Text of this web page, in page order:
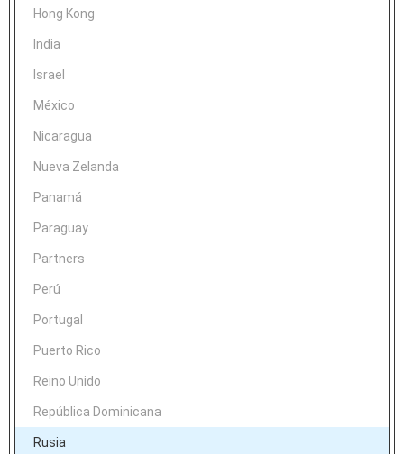
Hong Kong
India
Israel
México
Nicaragua
Nueva Zelanda
Panamá
Paraguay
Partners
Perú
Portugal
Puerto Rico
Reino Unido
República Dominicana
Rusia